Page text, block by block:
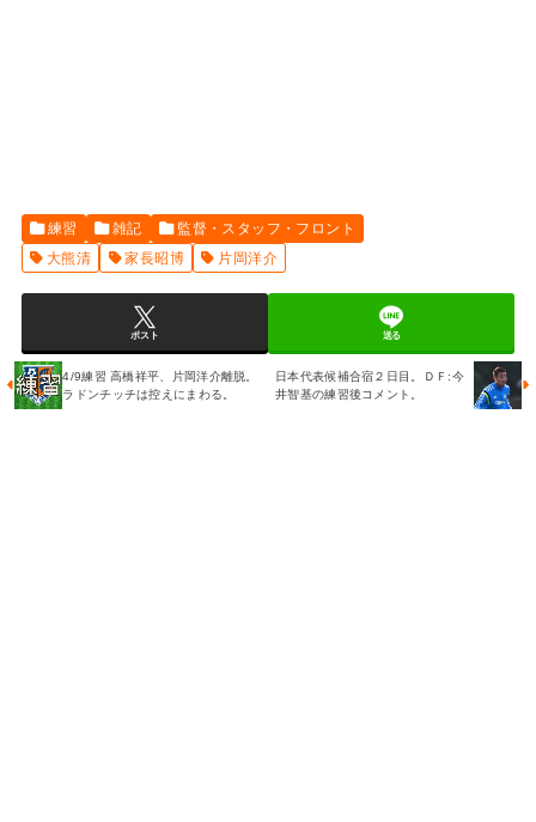
練習 雑記
監督・スタッフ・フロント
大熊清
家長昭博 片岡洋介
ポスト 送る
4/9練習 高橋祥平、片岡洋介離脱。
ラドンチッチは控えにまわる。
日本代表候補合宿２日目。ＤＦ:今
井智基の練習後コメント。